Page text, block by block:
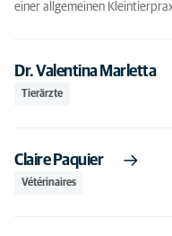
einer allgemeinen
Dr. Valentina Marletta
Tierärzte
Claire Paquier
Vétérinaires